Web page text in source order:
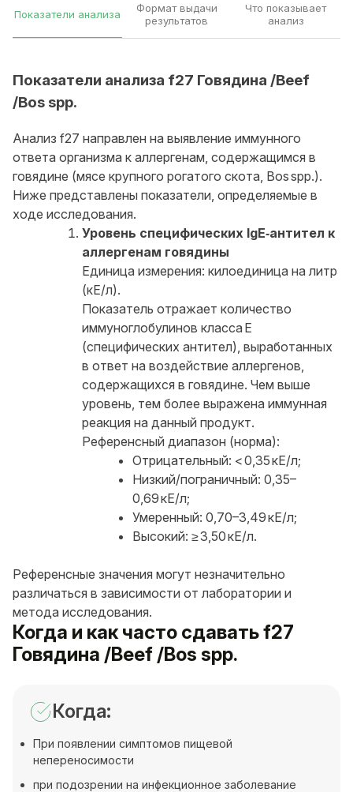
Показатели анализа
Формат выдачи
результатов
Что показывает
анализ
Показатели анализа f27 Говядина /Beef
/Bos spp.
Анализ f27 направлен на выявление иммунного
ответа организма к аллергенам, содержащимся в
говядине (мясе крупного рогатого скота, Bos spp.).
Ниже представлены показатели, определяемые в
ходе исследования.
Уровень специфических IgE‑антител к
аллергенам говядины
Единица измерения: килоединица на литр
(кЕ/л).
Показатель отражает количество
иммуноглобулинов класса E
(специфических антител), выработанных
в ответ на воздействие аллергенов,
содержащихся в говядине. Чем выше
уровень, тем более выражена иммунная
реакция на данный продукт.
Референсный диапазон (норма):
Отрицательный: < 0,35 кЕ/л;
Низкий/пограничный: 0,35–
0,69 кЕ/л;
Умеренный: 0,70–3,49 кЕ/л;
Высокий: ≥ 3,50 кЕ/л.
Референсные значения могут незначительно
различаться в зависимости от лаборатории и
метода исследования.
Когда и как часто сдавать f27
Говядина /Beef /Bos spp.
Когда:
При появлении симптомов пищевой
непереносимости
при подозрении на инфекционное заболевание